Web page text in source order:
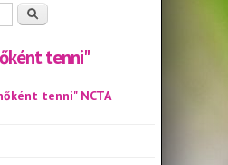
Keresés
tenni"
tenni" NCTA